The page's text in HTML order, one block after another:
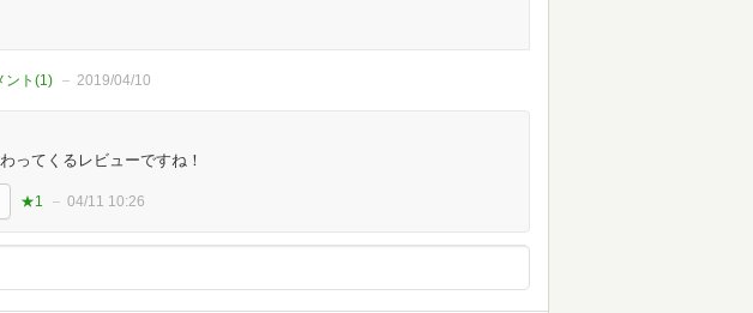
ント(1) 2019/04/10
ってくるレビューですね！
★1 04/11 10:26